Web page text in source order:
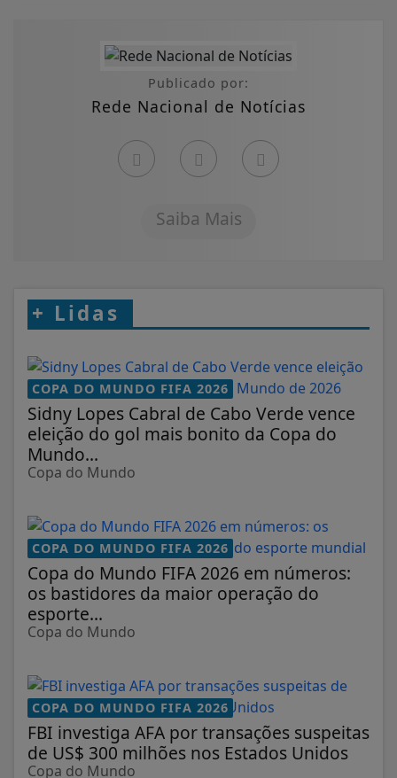
Publicado por:
Saiba Mais
COPA DO MUNDO FIFA 2026
Sidny Lopes Cabral de Cabo Verde vence
eleição do gol mais bonito da Copa do
Mundo...
Copa do Mundo
COPA DO MUNDO FIFA 2026
Copa do Mundo FIFA 2026 em números:
os bastidores da maior operação do
esporte...
Copa do Mundo
COPA DO MUNDO FIFA 2026
FBI investiga AFA por transações suspeitas
de US$ 300 milhões nos Estados Unidos
Copa do Mundo